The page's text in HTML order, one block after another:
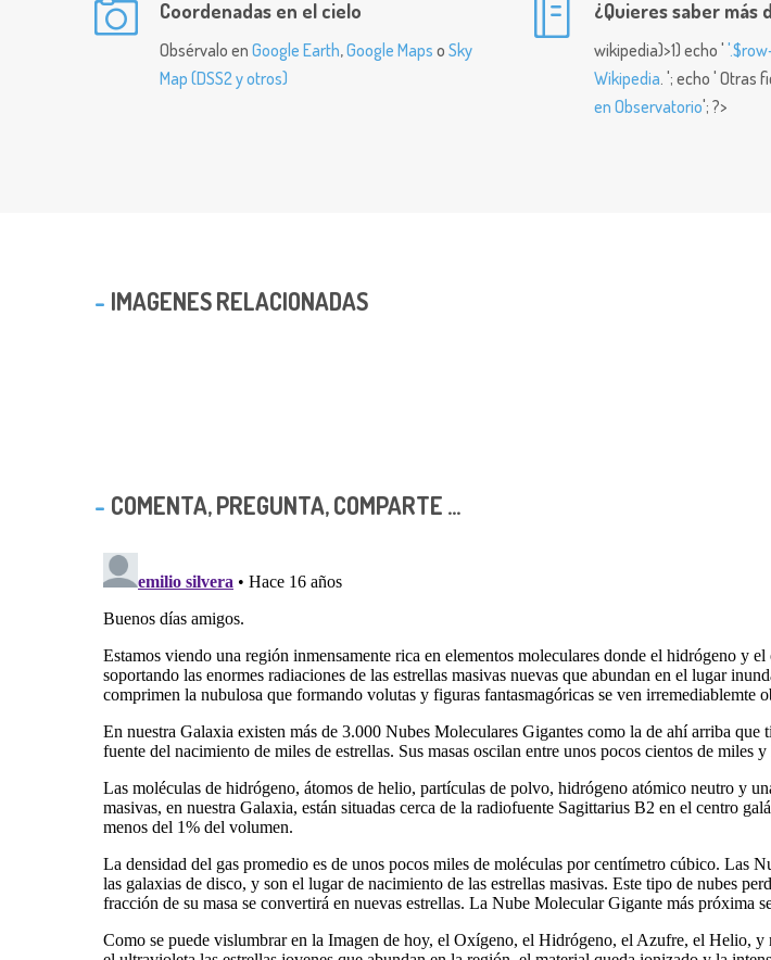
Coordenadas en el cielo
Obsérvalo en Google Earth,Google Maps o Sky
Map (DSS2 y otros)
¿Quieres saber más
wikipedia)>1) echo '
Wikipedia. '; echo ' Otras
en Observatorio'; ?>
IMAGENES RELACIONADAS
COMENTA, PREGUNTA, COMPARTE ...